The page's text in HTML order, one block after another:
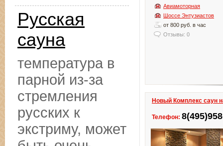
Авиамоторная
Шоссе Энтузиастов
от 800 руб. в час
Отзывы: 0
Новый Комплекс саун
Телефон:
Русская
сауна
температура в
парной из-за
стремления
русских к
экстриму, может